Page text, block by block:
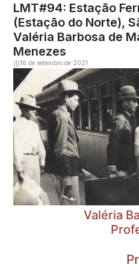
LMT#94: Estação
(Estação do Norte),
Valéria Barbosa de
Menezes
16 de setembro de 2021
Valéria